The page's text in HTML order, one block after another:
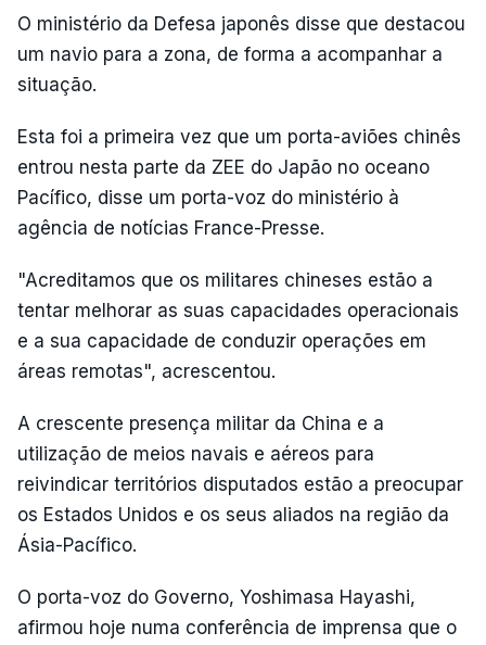
O ministério da Defesa japonês disse que destacou
um navio para a zona, de forma a acompanhar a
situação.
Esta foi a primeira vez que um porta-aviões chinês
entrou nesta parte da ZEE do Japão no oceano
Pacífico, disse um porta-voz do ministério à
agência de notícias France-Presse.
"Acreditamos que os militares chineses estão a
tentar melhorar as suas capacidades operacionais
e a sua capacidade de conduzir operações em
áreas remotas", acrescentou.
A crescente presença militar da China e a
utilização de meios navais e aéreos para
reivindicar territórios disputados estão a preocupar
os Estados Unidos e os seus aliados na região da
Ásia-Pacífico.
O porta-voz do Governo, Yoshimasa Hayashi,
afirmou hoje numa conferência de imprensa que o